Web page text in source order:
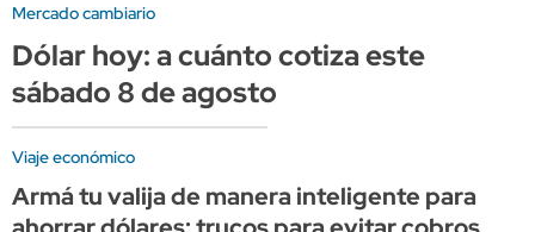
Mercado cambiario
Dólar hoy: a cuánto cotiza este
sábado 8 de agosto
Viaje económico
Armá tu valija de manera inteligente para